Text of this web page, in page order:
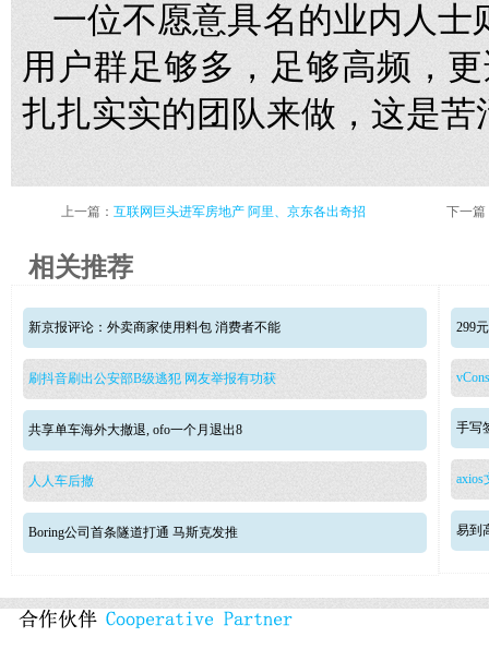
一位不愿意具名的业内人士
用户群足够多，足够高频，
扎扎实实的团队来做，这是苦
上一篇： 互联网巨头进军房地产 阿里、京东各出奇招 下一篇
相关推荐
新京报评论：外卖商家使用料包 消费者不能
刷抖音刷出公安部B级逃犯 网友举报有功获
共享单车海外大撤退, ofo一个月退出8
人人车后撤
Boring公司首条隧道打通 马斯克发推
299
手写
axios
易到